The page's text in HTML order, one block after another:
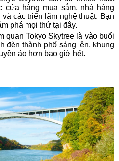
cửa hàng mua sắm, nhà hàng
các triển lãm nghệ thuật. Bạn
phá mọi thứ tại đây.
quan Tokyo Skytree là vào buổi
đèn thành phố sáng lên, khung
ảo hơn bao giờ hết.